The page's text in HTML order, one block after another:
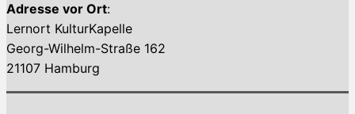
Adresse vor Ort:
Lernort KulturKapelle
Georg-Wilhelm-Straße 162
21107 Hamburg